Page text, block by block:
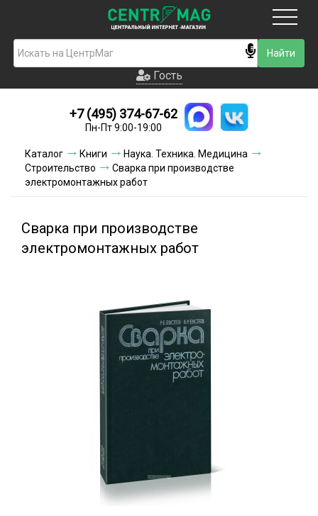
Гость
Новинки
Условия доставки
Условия оплаты
Акции и скидки
Гость
+7 (495) 374-67-62
Пн-Пт 9:00-19:00
Каталог Книги
Наука. Техника. Медицина
Строительство
Сварка при производстве
электромонтажных работ
Сварка при производстве
электромонтажных работ